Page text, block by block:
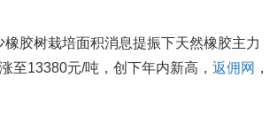
胶树栽培面积消息提振下天然橡胶主力
至13380元/吨，创下年内新高， 返佣网 ，